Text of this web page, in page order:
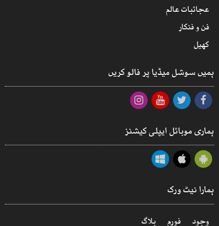
عجائبات عالم
فن و فنکار
کھیل
ہمیں سوشل میڈیا پر فالو کریں
ہماری موبائل ایپلی کیشنز
ہمارا نیٹ ورک